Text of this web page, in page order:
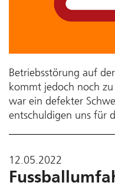
Betriebsstörung auf
kommt jedoch noch
war ein defekter
entschuldigen uns für
12.05.2022